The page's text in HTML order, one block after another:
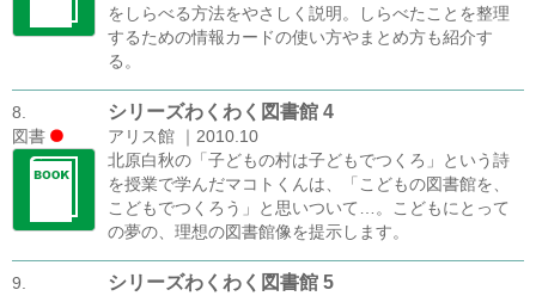
をしらべる方法をやさしく説明。しらべたことを整理
するための情報カードの使い方やまとめ方も紹介す
る。
8.
図書
シリーズわくわく図書館 4
アリス館 ｜2010.10
北原白秋の「子どもの村は子どもでつくろ」という詩
を授業で学んだマコトくんは、「こどもの図書館を、
こどもでつくろう」と思いついて…。こどもにとって
の夢の、理想の図書館像を提示します。
9.
シリーズわくわく図書館 5